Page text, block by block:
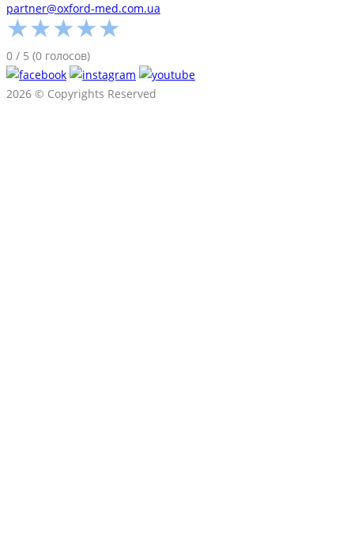
partner@oxford-med.com.ua
★★★★★
0 / 5 (0 голосов)
2026 © Copyrights Reserved